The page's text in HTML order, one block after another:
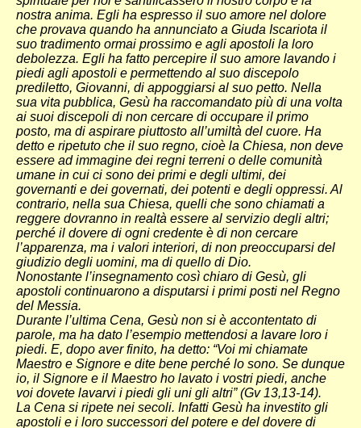
nostra anima. Egli ha espresso il suo amore nel dolore
che provava quando ha annunciato a Giuda Iscariota il
suo tradimento ormai prossimo e agli apostoli la loro
debolezza. Egli ha fatto percepire il suo amore lavando i
piedi agli apostoli e permettendo al suo discepolo
prediletto, Giovanni, di appoggiarsi al suo petto. Nella
sua vita pubblica, Gesù ha raccomandato più di una volta
ai suoi discepoli di non cercare di occupare il primo
posto, ma di aspirare piuttosto all’umiltà del cuore. Ha
detto e ripetuto che il suo regno, cioè la Chiesa, non deve
essere ad immagine dei regni terreni o delle comunità
umane in cui ci sono dei primi e degli ultimi, dei
governanti e dei governati, dei potenti e degli oppressi. Al
contrario, nella sua Chiesa, quelli che sono chiamati a
reggere dovranno in realtà essere al servizio degli altri;
perché il dovere di ogni credente è di non cercare
l’apparenza, ma i valori interiori, di non preoccuparsi del
giudizio degli uomini, ma di quello di Dio.
Nonostante l’insegnamento così chiaro di Gesù, gli
apostoli continuarono a disputarsi i primi posti nel Regno
del Messia.
Durante l’ultima Cena, Gesù non si è accontentato di
parole, ma ha dato l’esempio mettendosi a lavare loro i
piedi. E, dopo aver finito, ha detto: “Voi mi chiamate
Maestro e Signore e dite bene perché lo sono. Se dunque
io, il Signore e il Maestro ho lavato i vostri piedi, anche
voi dovete lavarvi i piedi gli uni gli altri” (Gv 13,13-14).
La Cena si ripete nei secoli. Infatti Gesù ha investito gli
apostoli e i loro successori del potere e del dovere di